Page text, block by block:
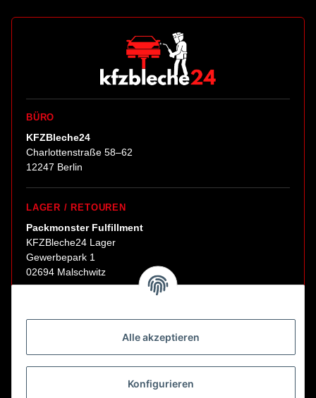
Alle akzeptieren
Konfigurieren
BÜRO
KFZBleche24
Charlottenstraße 58–62
12247 Berlin
LAGER / RETOUREN
Packmonster Fulfillment
KFZBleche24 Lager
Gewerbepark 1
02694 Malschwitz
Abholungen nur nach Terminvereinbarung.
E-Mail:sales@kfzbleche24.de